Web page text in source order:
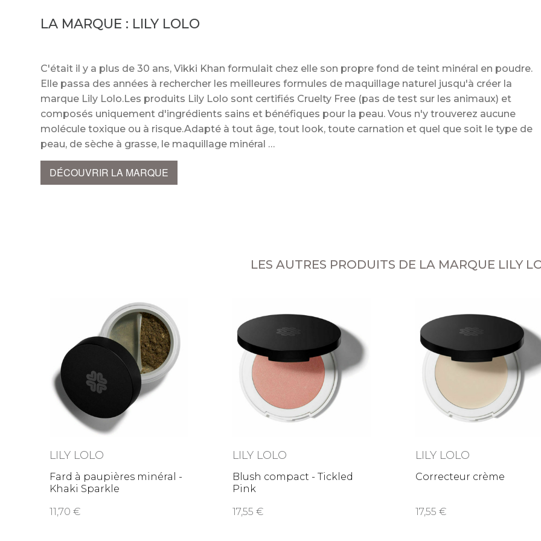
LA MARQUE : LILY LOLO
C'était il y a plus de 30 ans, Vikki Khan formulait chez elle son propre fond de teint minéral en poudre.
Elle passa des années à rechercher les meilleures formules de maquillage naturel jusqu'à créer la
marque Lily Lolo.Les produits Lily Lolo sont certifiés Cruelty Free (pas de test sur les animaux) et
composés uniquement d'ingrédients sains et bénéfiques pour la peau. Vous n'y trouverez aucune
molécule toxique ou à risque.Adapté à tout âge, tout look, toute carnation et quel que soit le type de
peau, de sèche à grasse, le maquillage minéral
DÉCOUVRIR LA MARQUE
LES AUTRES PRODUITS DE LA MARQUE LILY
LILY LOLO
Fard à paupières minéral -
Khaki Sparkle
11,70
LILY LOLO
Blush compact - Tickled
Pink
17,55
LILY LOLO
Correcteur crème
17,55